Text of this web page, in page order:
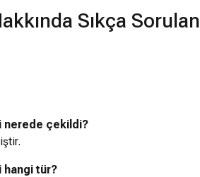
Sıkça Sorulan
nerede çekildi?
hangi tür?